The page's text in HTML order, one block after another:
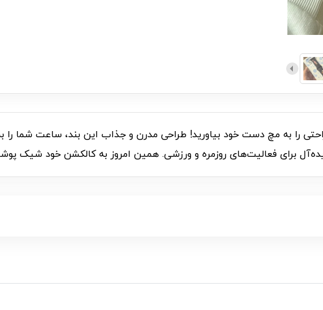
راحتی را به مچ دست خود بیاورید! طراحی مدرن و جذاب این بند، ساعت شما
برای فعالیت‌های روزمره و ورزشی. همین امروز به کالکشن خود شیک